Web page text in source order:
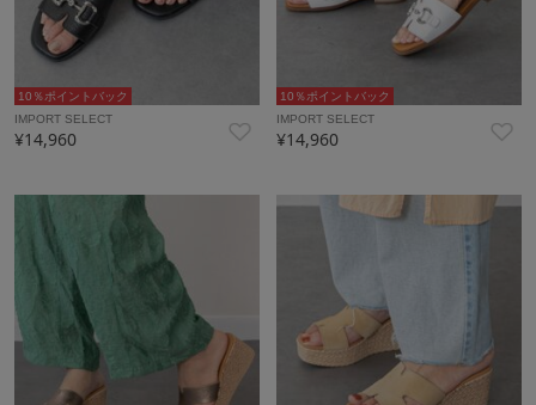
10％ポイントバック
IMPORT SELECT
¥14,960
10％ポイントバック
IMPORT SELECT
¥14,960